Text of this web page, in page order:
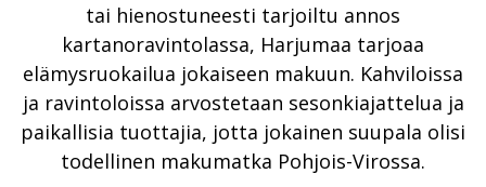
tai hienostuneesti tarjoiltu annos
kartanoravintolassa, Harjumaa tarjoaa
elämysruokailua jokaiseen makuun. Kahviloissa
ja ravintoloissa arvostetaan sesonkiajattelua ja
paikallisia tuottajia, jotta jokainen suupala olisi
todellinen makumatka Pohjois-Virossa.